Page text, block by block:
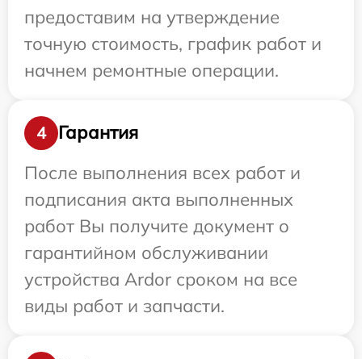
предоставим на утверждение
точную стоимость, график работ и
начнем ремонтные операции.
4
Гарантия
После выполнения всех работ и
подписания акта выполненных
работ Вы получите документ о
гарантийном обслуживании
устройства Ardor сроком на все
виды работ и запчасти.